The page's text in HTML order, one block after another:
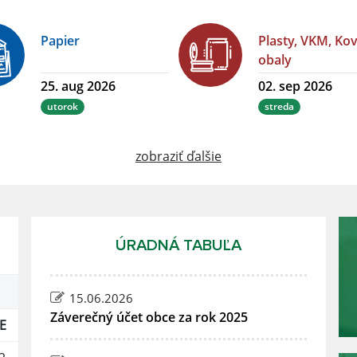
Papier
25. aug 2026
utorok
Plasty, VKM,
obaly
02. sep 2026
streda
zobraziť ďalšie
ÚRADNÁ TABUĽA
15.06.2026
Záverečný účet obce za rok 2025